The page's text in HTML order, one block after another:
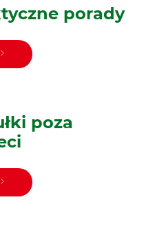
prania
prania
dla
porady
poza